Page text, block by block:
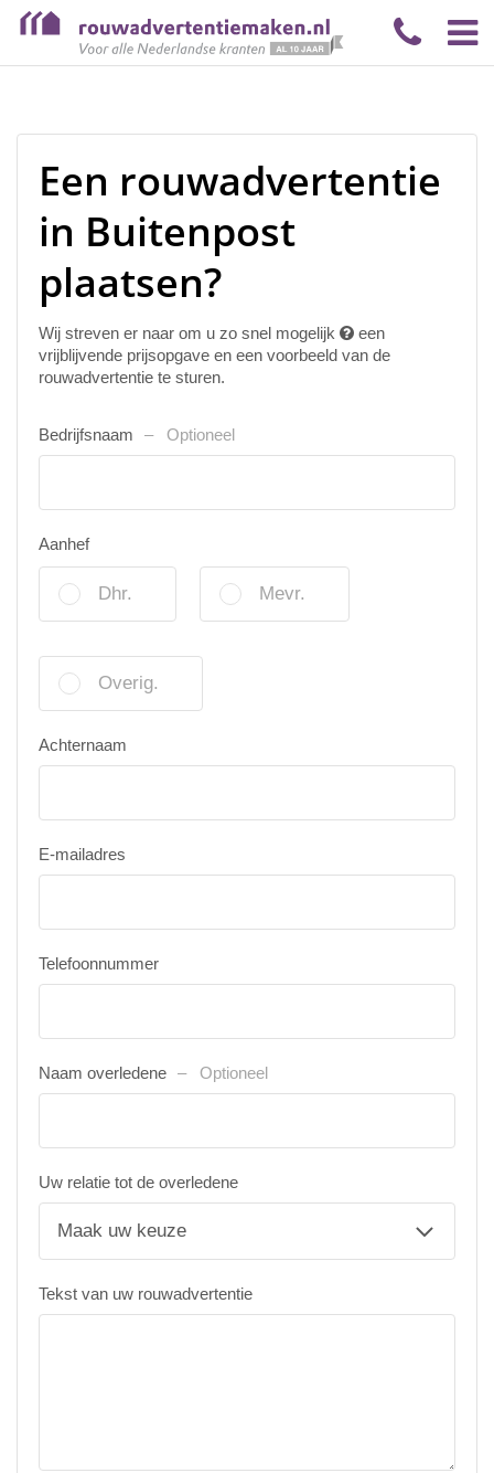
Een rouwadvertentie
in Buitenpost
plaatsen?
Wij streven er naar om u zo snel mogelijk
een
vrijblijvende prijsopgave en een voorbeeld van de
rouwadvertentie te sturen.
Bedrijfsnaam Optioneel
Aanhef
Dhr. Mevr.
Overig.
Achternaam
E-mailadres
Telefoonnummer
Naam overledene Optioneel
Uw relatie tot de overledene
Tekst van uw rouwadvertentie